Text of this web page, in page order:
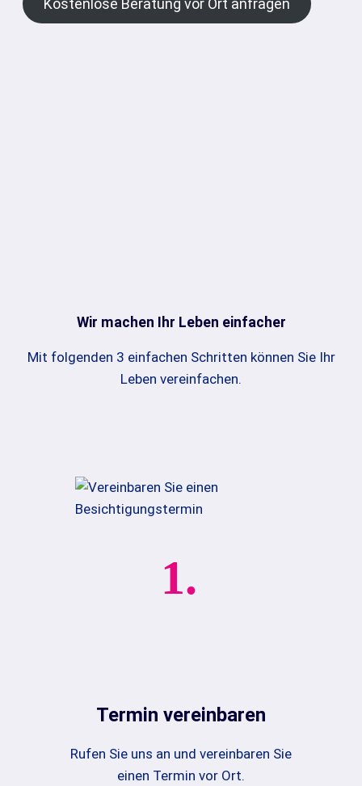
Kostenlose Beratung vor Ort anfragen
Wir machen Ihr Leben einfacher
Mit folgenden 3 einfachen Schritten können Sie Ihr
Leben vereinfachen.
1.
Termin vereinbaren
Rufen Sie uns an und vereinbaren Sie
einen Termin vor Ort.